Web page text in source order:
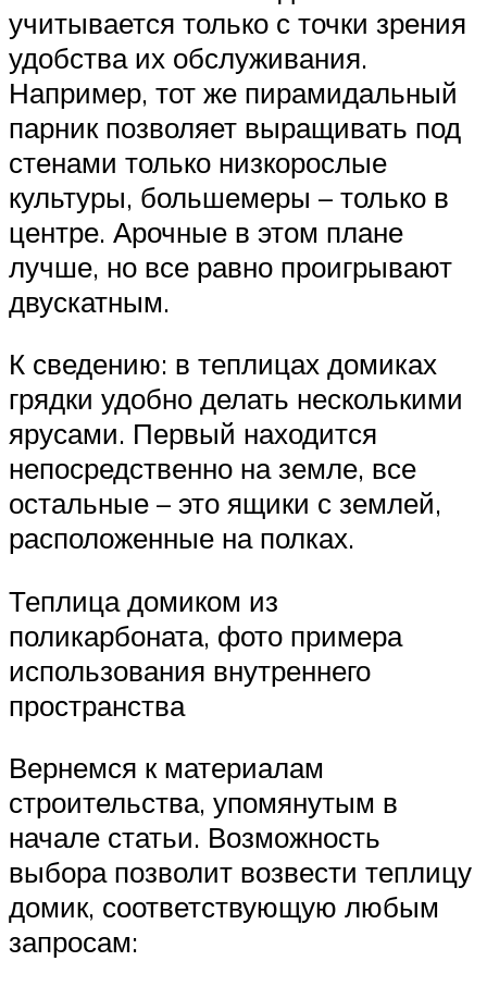
учитывается только с точки зрения
удобства их обслуживания.
Например, тот же пирамидальный
парник позволяет выращивать под
стенами только низкорослые
культуры, большемеры – только в
центре. Арочные в этом плане
лучше, но все равно проигрывают
двускатным.
К сведению: в теплицах домиках
грядки удобно делать несколькими
ярусами. Первый находится
непосредственно на земле, все
остальные – это ящики с землей,
расположенные на полках.
Теплица домиком из
поликарбоната, фото примера
использования внутреннего
пространства
Вернемся к материалам
строительства, упомянутым в
начале статьи. Возможность
выбора позволит возвести теплицу
домик, соответствующую любым
запросам: